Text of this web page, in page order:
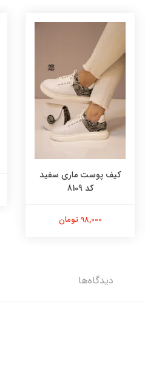
کیف پوست ماری سفید
کد 8109
98,000 تومان
دیدگاه‌ها